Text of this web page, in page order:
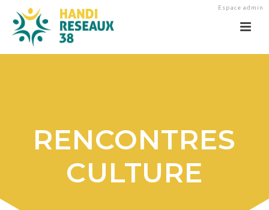
Espace admin
RENCONTRES
CULTURE